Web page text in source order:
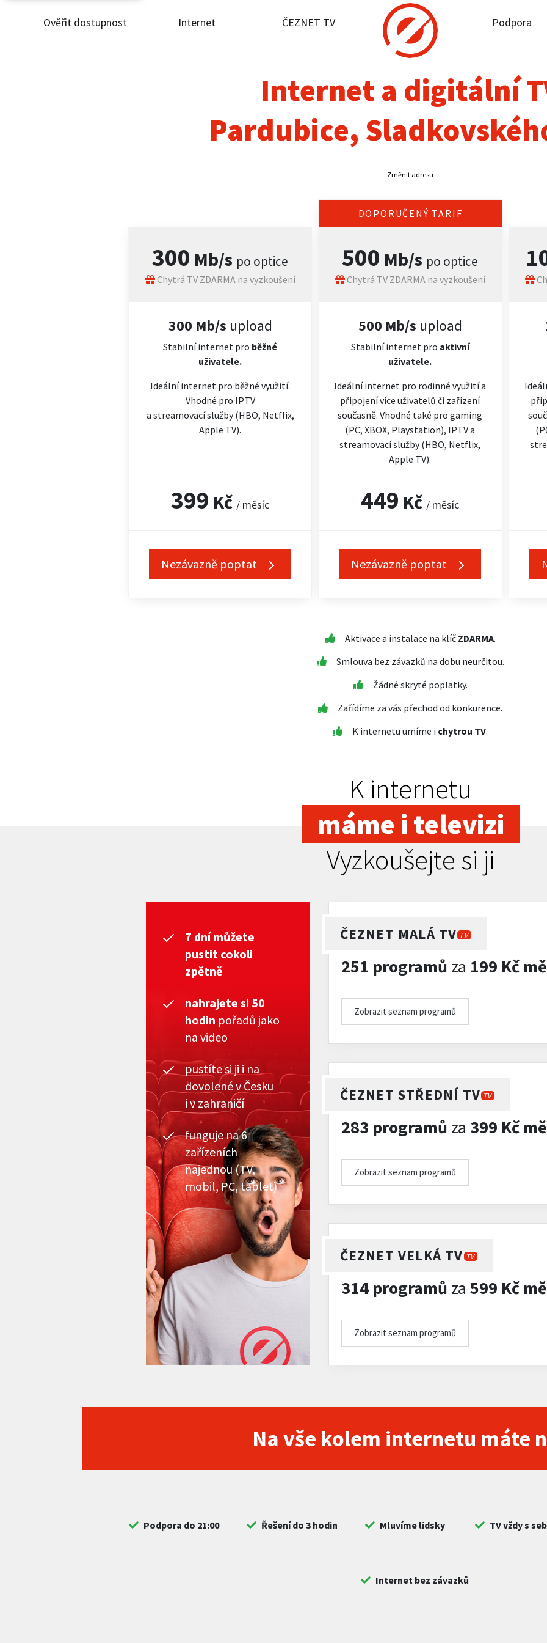
Ověřit dostupnost Internet ČEZNET TV Podpora
Internet
ČEZNET TV
Podpora
Internet a digitální
Pardubice,
Změnit adresu
300 Mb/s po optice
Chytrá TV ZDARMA na vyzkoušení
300 Mb/s upload
Stabilní internet pro běžné
uživatele.
Ideální internet pro běžné využití.
Vhodné pro IPTV
a streamovací služby (HBO, Netflix,
Apple TV).
399 Kč / měsíc
Nezávazně poptat
DOPORUČENÝ TARIF
500 Mb/s po optice
Chytrá TV ZDARMA na vyzkoušení
500 Mb/s upload
Stabilní internet pro aktivní
uživatele.
Ideální internet pro rodinné využití a
připojení více uživatelů či zařízení
současně. Vhodné také pro gaming
(PC, XBOX, Playstation), IPTV a
streamovací služby (HBO, Netflix,
Apple TV).
449 Kč / měsíc
Nezávazně poptat
Aktivace a instalace na klíč ZDARMA.
Smlouva bez závazků na dobu neurčitou.
Žádné skryté poplatky.
Zařídíme za vás přechod od konkurence.
K internetu umíme i chytrou TV.
K internetu
máme i televizi
Vyzkoušejte si ji
7 dní můžete
pustit cokoli
zpětně
nahrajete si 50
hodin pořadů jako
na video
pustíte si ji i na
dovolené v Česku
i v zahraničí
funguje na 6
zařízeních
najednou (TV,
mobil, PC, tablet)
ČEZNET MALÁ TV TV
251 programů za 199 Kč
Zobrazit seznam programů
ČEZNET STŘEDNÍ TV TV
283 programů za 399 Kč
Zobrazit seznam programů
ČEZNET VELKÁ TV TV
314 programů za 599 Kč
Zobrazit seznam programů
Na vše kolem internetu máte
Podpora do 21:00 Řešení do 3 hodin Mluvíme lidsky TV vždy s
Internet bez závazků